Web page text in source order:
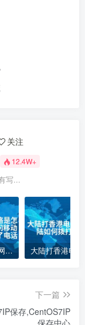
关注
12.4W+
写...
手机无法访问移动网络是怎么回事—手机无法访问移动网络是怎么回事打不了电话
下一篇
保存,CentOS7IP